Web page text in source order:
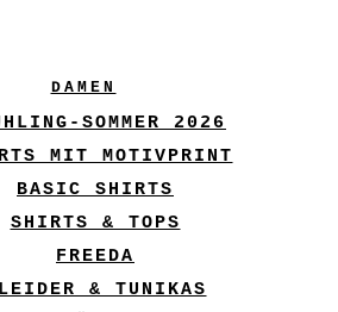
DAMEN
SOMMER 2026
MIT MOTIVPRINT
BASIC SHIRTS
SHIRTS & TOPS
FREEDA
& TUNIKAS